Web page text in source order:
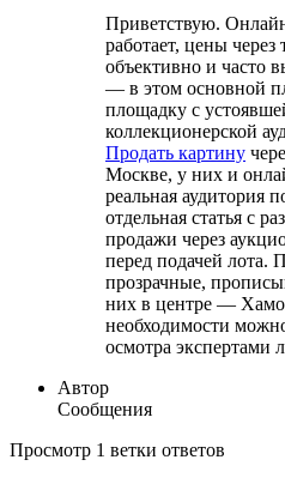
Приветствую.
работает, цены
объективно и часто
— в этом основной
площадку с
коллекционерской
Продать картину
Москве, у них и
реальная аудитория
отдельная статья с
продажи через
перед подачей лота.
прозрачные,
них в центре —
необходимости
осмотра экспертами
Автор
Сообщения
Просмотр 1 ветки ответов